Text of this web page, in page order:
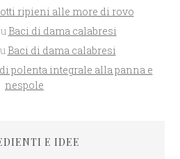
ripieni alle more di rovo
Baci di dama calabresi
Baci di dama calabresi
polenta integrale alla panna e
nespole
E IDEE